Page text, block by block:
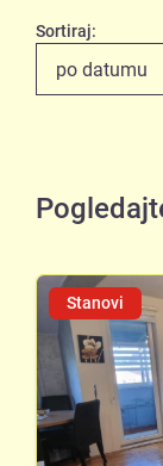
Sortiraj:
po datumu
Stanovi